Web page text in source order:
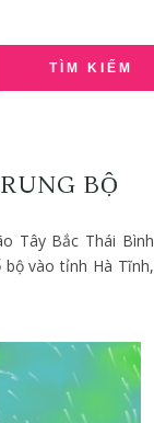
BỘ
Tây Bắc Thái Bình
vào tỉnh Hà Tĩnh,